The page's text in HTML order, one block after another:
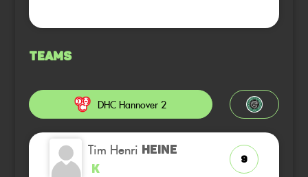
Teams
DHC Hannover 2
Tim Henri HEINE
K
9